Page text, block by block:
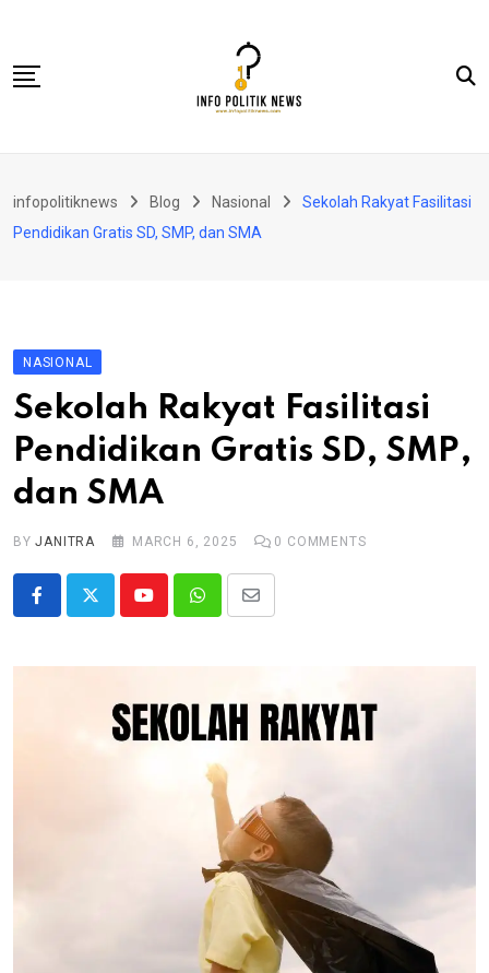
content
Politik & Hukum
Olahraga
Kolom
infopolitiknews Blog Nasional
Sekolah Rakyat Fasilitasi
Pendidikan Gratis SD, SMP, dan SMA
NASIONAL
Sekolah Rakyat Fasilitasi
Pendidikan Gratis SD, SMP,
dan SMA
BYJANITRA MARCH 6, 2025 0 COMMENTS
YoutubeWhatsappShare